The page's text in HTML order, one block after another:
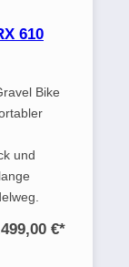
610
Bike
und
€*